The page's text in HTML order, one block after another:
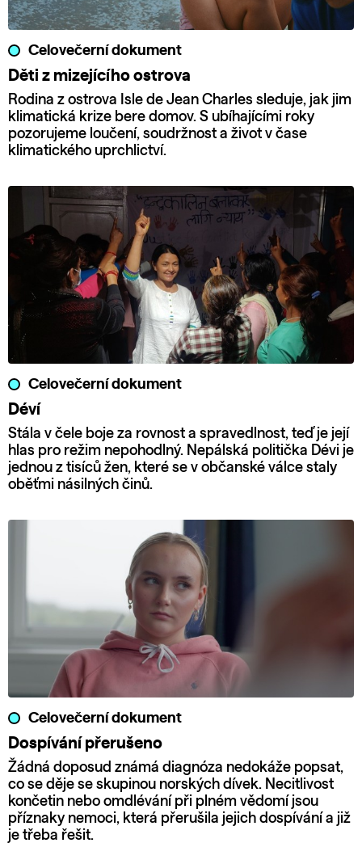
Celovečerní dokument
Děti z mizejícího ostrova
Rodina z ostrova Isle de Jean Charles sleduje, jak jim
klimatická krize bere domov. S ubíhajícími roky
pozorujeme loučení, soudržnost a život v čase
klimatického uprchlictví.
Celovečerní dokument
Déví
Stála v čele boje za rovnost a spravedlnost, teď je její
hlas pro režim nepohodlný. Nepálská politička Dévi je
jednou z tisíců žen, které se v občanské válce staly
oběťmi násilných činů.
Celovečerní dokument
Dospívání přerušeno
Žádná doposud známá diagnóza nedokáže popsat,
co se děje se skupinou norských dívek. Necitlivost
končetin nebo omdlévání při plném vědomí jsou
příznaky nemoci, která přerušila jejich dospívání a již
je třeba řešit.